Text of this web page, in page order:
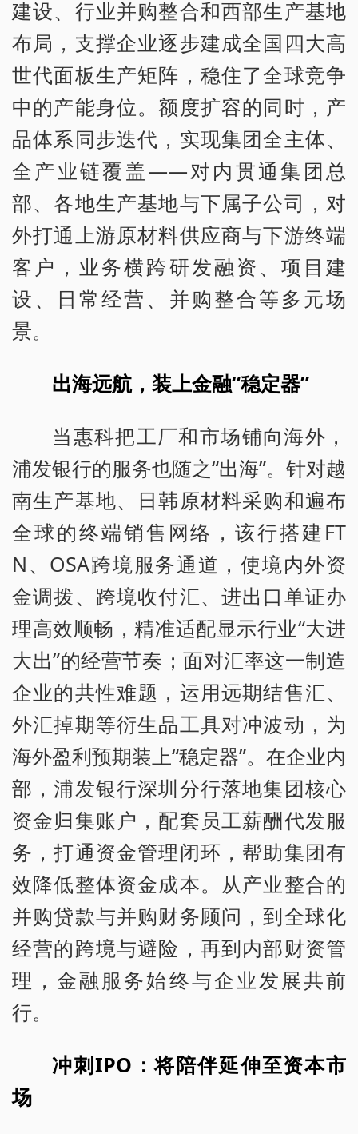
建设、行业并购整合和西部生产基地
布局，支撑企业逐步建成全国四大高
世代面板生产矩阵，稳住了全球竞争
中的产能身位。额度扩容的同时，产
品体系同步迭代，实现集团全主体、
全产业链覆盖——对内贯通集团总
部、各地生产基地与下属子公司，对
外打通上游原材料供应商与下游终端
客户，业务横跨研发融资、项目建
设、日常经营、并购整合等多元场
景。
出海远航，装上金融“稳定器”
当惠科把工厂和市场铺向海外，
浦发银行的服务也随之“出海”。针对越
南生产基地、日韩原材料采购和遍布
全球的终端销售网络，该行搭建FT
N、OSA跨境服务通道，使境内外资
金调拨、跨境收付汇、进出口单证办
理高效顺畅，精准适配显示行业“大进
大出”的经营节奏；面对汇率这一制造
企业的共性难题，运用远期结售汇、
外汇掉期等衍生品工具对冲波动，为
海外盈利预期装上“稳定器”。在企业内
部，浦发银行深圳分行落地集团核心
资金归集账户，配套员工薪酬代发服
务，打通资金管理闭环，帮助集团有
效降低整体资金成本。从产业整合的
并购贷款与并购财务顾问，到全球化
经营的跨境与避险，再到内部财资管
理，金融服务始终与企业发展共前
行。
冲刺IPO：将陪伴延伸至资本市
场